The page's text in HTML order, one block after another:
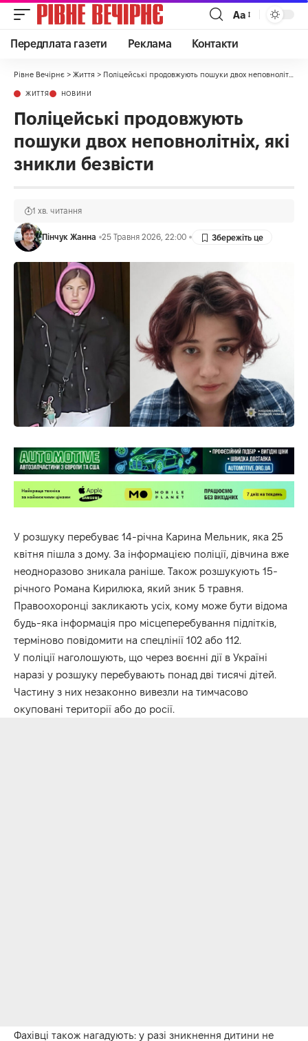
Аа
Передплата газети Реклама Контакти
Рівне Вечірнє > Життя > Поліцейські продовжують пошуки двох неповнолітніх, які зникли безвісти
ЖИТТЯ НОВИНИ
Поліцейські продовжують
пошуки двох неповнолітніх, які
зникли безвісти
Пінчук Жанна 25 Травня 2026, 22:00
1 хв. читання
У розшуку перебуває 14-річна Карина Мельник, яка 25
квітня пішла з дому. За інформацією поліції, дівчина вже
неодноразово зникала раніше. Також розшукують 15-
річного Романа Кирилюка, який зник 5 травня.
Правоохоронці закликають усіх, кому може бути відома
будь-яка інформація про місцеперебування підлітків,
терміново повідомити на спецлінії 102 або 112.
У поліції наголошують, що через воєнні дії в Україні
наразі у розшуку перебувають понад дві тисячі дітей.
Частину з них незаконно вивезли на тимчасово
окуповані території або до росії.
Фахівці також нагадують: у разі зникнення дитини не